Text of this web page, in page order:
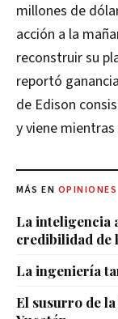
millones de
acción a la
reconstruir su
reportó
de Edison
y viene
MÁS EN OPINIONES
La inteligencia
credibilidad de
La ingeniería
El susurro de